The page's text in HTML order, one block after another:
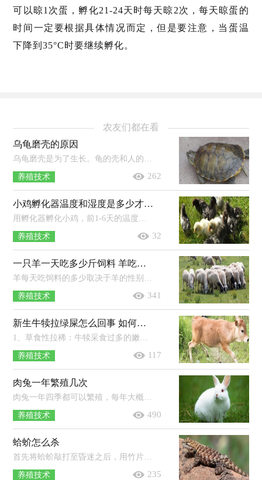
可以晾1次蛋，孵化21-24天时每天晾2次，每天晾蛋的
时间一定要根据具体情况而定，但是要注意，当蛋温
下降到35°C时要继续孵化。
农友们都在看
乌龟磨壳的原因
乌龟磨壳是为了生长。龟的壳和人的指甲一样，是一层角质，由于乌龟不可以蜕皮，所以只能把外面的一层壳磨掉。部分乌龟在长大的时候背上...
养殖技术 262
小鸡孵化器温度和湿度是多少才正常 孵蛋器多久能孵出小鸡
用孵化器孵化小鸡，前1-6天的温度保持在38.5℃，7-14天保持在38℃，15天为37.9℃，16-21天为37.3-37.5℃，前期的湿度一般为60-70%，中后期为5...
养殖技术 32
一只羊一天吃多少斤饲料 羊吃饲料撑着怎么办
羊每天吃饲料的多少取决于羊的性别，体重，以及生长发育阶段。一般一只羊，每天粗饲料的摄取量为自身体重的2.5%-3%，精饲料的摄取量为自...
养殖技术 341
新生牛犊拉绿屎怎么回事 如何治疗
1、草食性拉稀：牛犊采食过多的嫩芽和青草后，可能会引起牛胃肠功能失调，患病牛犊的粪便是绿色的，食欲不会有任何变化。2、中毒性拉稀：牛...
养殖技术 117
肉兔一年繁殖几次
养殖技术 490
蛤蚧怎么杀
养殖技术 235